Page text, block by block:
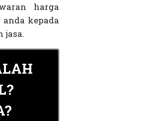
harga
kepada
jasa.